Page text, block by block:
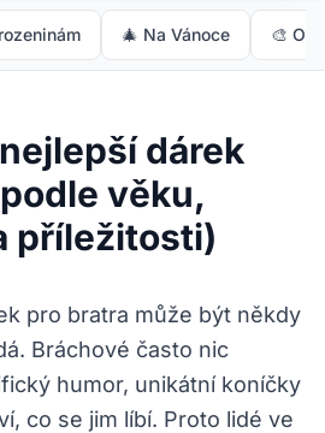
🎄 Na Vánoce 🎨
dárek
věku,
příležitosti)
pro bratra může být někdy
Bráchové často nic
humor, unikátní koníčky
co se jim líbí. Proto lidé ve